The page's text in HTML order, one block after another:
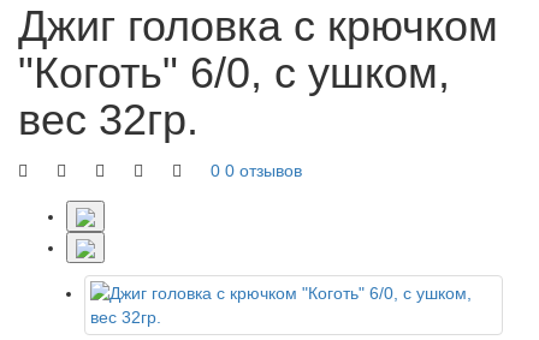
Джиг головка с крючком
"Коготь" 6/0, с ушком,
вес 32гр.
0 0 отзывов